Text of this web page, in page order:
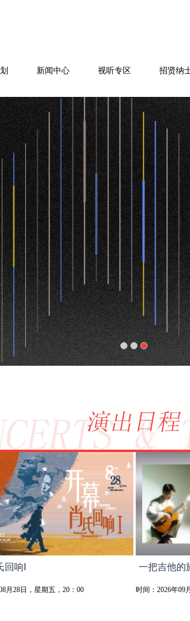
新闻中心 视听专区 招贤纳
1 2 3
响Ⅰ
月28日，星期五，20：00
一把吉他的
时间：2026年09